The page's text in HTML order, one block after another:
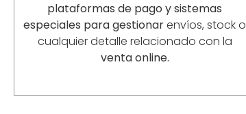
plataformas de pago y sistemas
especiales para gestionarenvíos, stock o
cualquier detalle relacionado con la
venta online.